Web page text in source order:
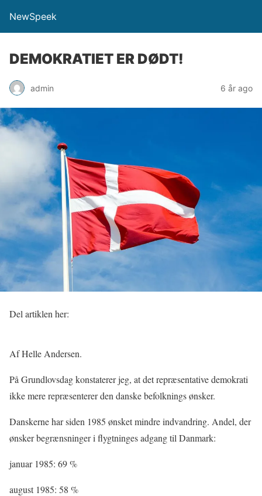
NewSpeek
DEMOKRATIET ER DØDT!
admin 6 år ago
Del artiklen her:
Af Helle Andersen.
På Grundlovsdag konstaterer jeg, at det repræsentative demokrati
ikke mere repræsenterer den danske befolknings ønsker.
Danskerne har siden 1985 ønsket mindre indvandring. Andel, der
ønsker begrænsninger i flygtninges adgang til Danmark:
januar 1985: 69 %
august 1985: 58 %